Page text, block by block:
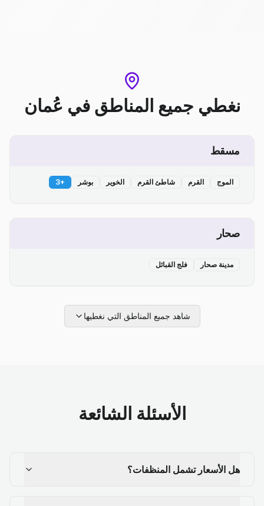
نغطي جميع المناطق في عُمان
مسقط
الموج القرم شاطئ القرم الخوير بوشر +
3
صحار
مدينة صحار فلج القبائل
شاهد جميع المناطق التي نغطيها
الأسئلة الشائعة
هل الأسعار تشمل المنظفات؟